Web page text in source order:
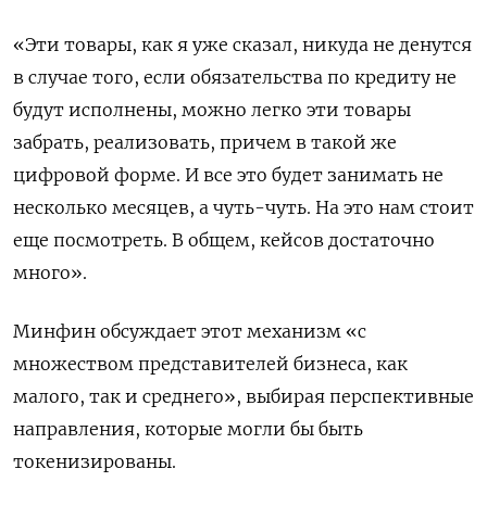
«Эти товары, ​как я уже сказал, никуда не денутся
в случае того, если обязательства по кредиту не
будут исполнены, можно легко эти товары
забрать, реализовать, причем в такой же
цифровой форме. И все это будет занимать не
несколько месяцев, а чуть-чуть. На это нам стоит
еще посмотреть. В общем, кейсов достаточно
много».
Минфин обсуждает этот механизм «с
множеством представителей бизнеса, как
малого, так и среднего», выбирая перспективные
направления, которые могли бы быть
токенизированы.